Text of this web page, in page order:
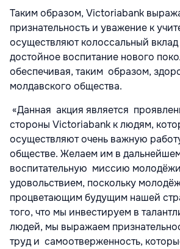
Таким образом, Victoriabank
признательность и уважение к
осуществляют колоссальный
достойное воспитание нового
обеспечивая, таким образом,
молдавского общества.
«Данная акция является
стороны Victoriabank к людям,
осуществляют очень важную
обществе. Желаем им в
воспитательную миссию
удовольствием, поскольку
процветающим будущим нашей
того, что мы инвестируем в
людей, мы выражаем
труд и самоотверженность,